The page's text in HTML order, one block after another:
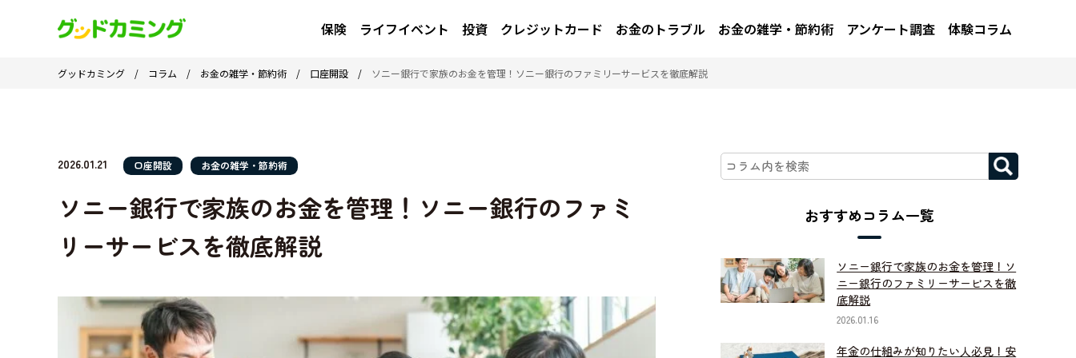
保険 ライフイベント 投資 クレジットカード お金のトラブル お金の雑学・節約術 アンケート調査 体験コラム
グッドカミング / コラム / お金の雑学・節約術 / 口座開設 / ソニー銀行で家族のお金を管理！ソニー銀行のファミリーサービスを徹底解説
2026.01.21 口座開設 お金の雑学・節約術
ソニー銀行で家族のお金を管理！ソニー銀行のファミ
リーサービスを徹底解説
おすすめコラム一覧
ソニー銀行で家族のお金を管理！ソ
ニー銀行のファミリーサービスを徹
底解説
2026.01.16
年金の仕組みが知りたい人必見！安